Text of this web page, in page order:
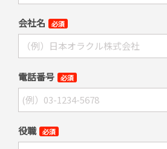
会社名 必須
電話番号 必須
役職 必須